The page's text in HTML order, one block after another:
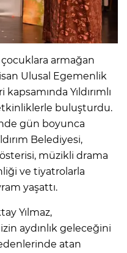
çocuklara armağan
Ulusal Egemenlik
Yıldırımlı
buluşturdu.
gün boyunca
Belediyesi,
müzikli drama
ve tiyatrolarla
yaşattı.
Yılmaz,
aydınlık geleceğini
atan